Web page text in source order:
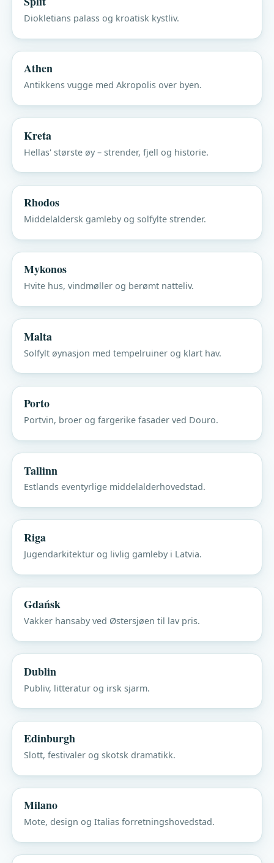
Diokletians palass og kroatisk kystliv.
Athen
Antikkens vugge med Akropolis over byen.
Kreta
Hellas' største øy – strender, fjell og historie.
Rhodos
Middelaldersk gamleby og solfylte strender.
Mykonos
Hvite hus, vindmøller og berømt natteliv.
Malta
Solfylt øynasjon med tempelruiner og klart hav.
Porto
Portvin, broer og fargerike fasader ved Douro.
Tallinn
Estlands eventyrlige middelalderhovedstad.
Riga
Jugendarkitektur og livlig gamleby i Latvia.
Gdańsk
Vakker hansaby ved Østersjøen til lav pris.
Dublin
Publiv, litteratur og irsk sjarm.
Edinburgh
Slott, festivaler og skotsk dramatikk.
Milano
Mote, design og Italias forretningshovedstad.